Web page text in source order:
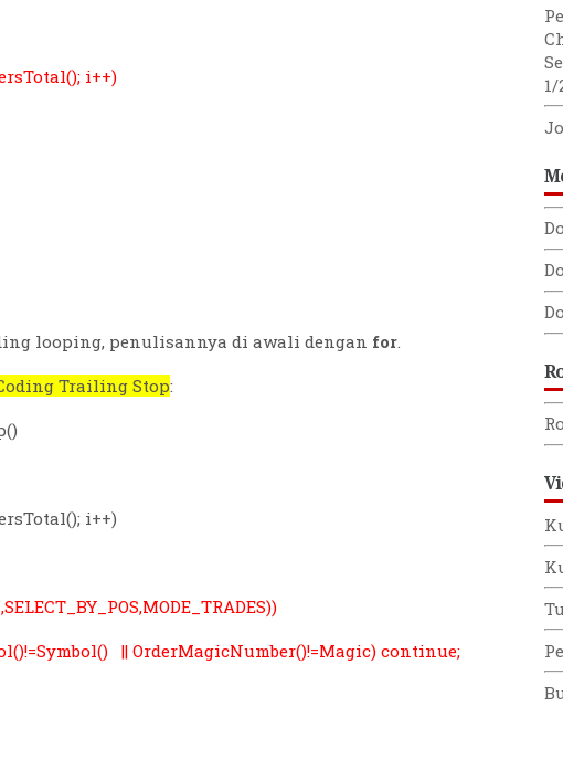
i++)
looping, penulisannya di awali dengan for
Trailing Stop:
i++)
|| OrderMagicNumber()!=Magic) continue;
1/